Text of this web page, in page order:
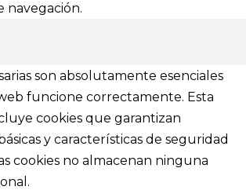
navegación.
son absolutamente esenciales
funcione correctamente. Esta
cookies que garantizan
y características de seguridad
cookies no almacenan ninguna